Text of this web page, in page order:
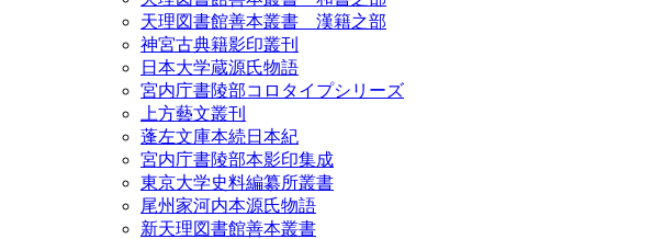
天理図書館善本叢書 漢籍之部
神宮古典籍影印叢刊
日本大学蔵源氏物語
宮内庁書陵部コロタイプシリーズ
上方藝文叢刊
蓬左文庫本続日本紀
宮内庁書陵部本影印集成
東京大学史料編纂所叢書
尾州家河内本源氏物語
新天理図書館善本叢書